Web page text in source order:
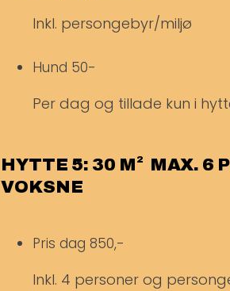
Inkl. persongebyr/miljø
Hund 50-
Per dag og tillade kun i
HYTTE 5: 30 M² MAX. 6
VOKSNE
Pris dag 850,-
Inkl. 4 personer og